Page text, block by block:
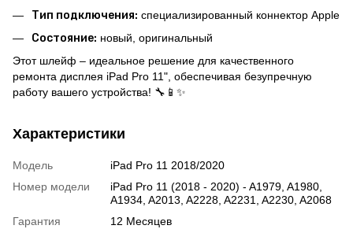
Тип подключения: специализированный коннектор Apple
Состояние: новый, оригинальный
Этот шлейф – идеальное решение для качественного
ремонта дисплея iPad Pro 11", обеспечивая безупречную
работу вашего устройства! 🔧📱✨
Характеристики
Модель
iPad Pro 11 2018/2020
Номер модели
iPad Pro 11 (2018 - 2020) - A1979, A1980,
A1934, A2013, A2228, A2231, A2230, A2068
Гарантия
12 Месяцев